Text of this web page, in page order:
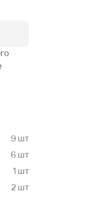
9 шт
6 шт
1 шт
2 шт